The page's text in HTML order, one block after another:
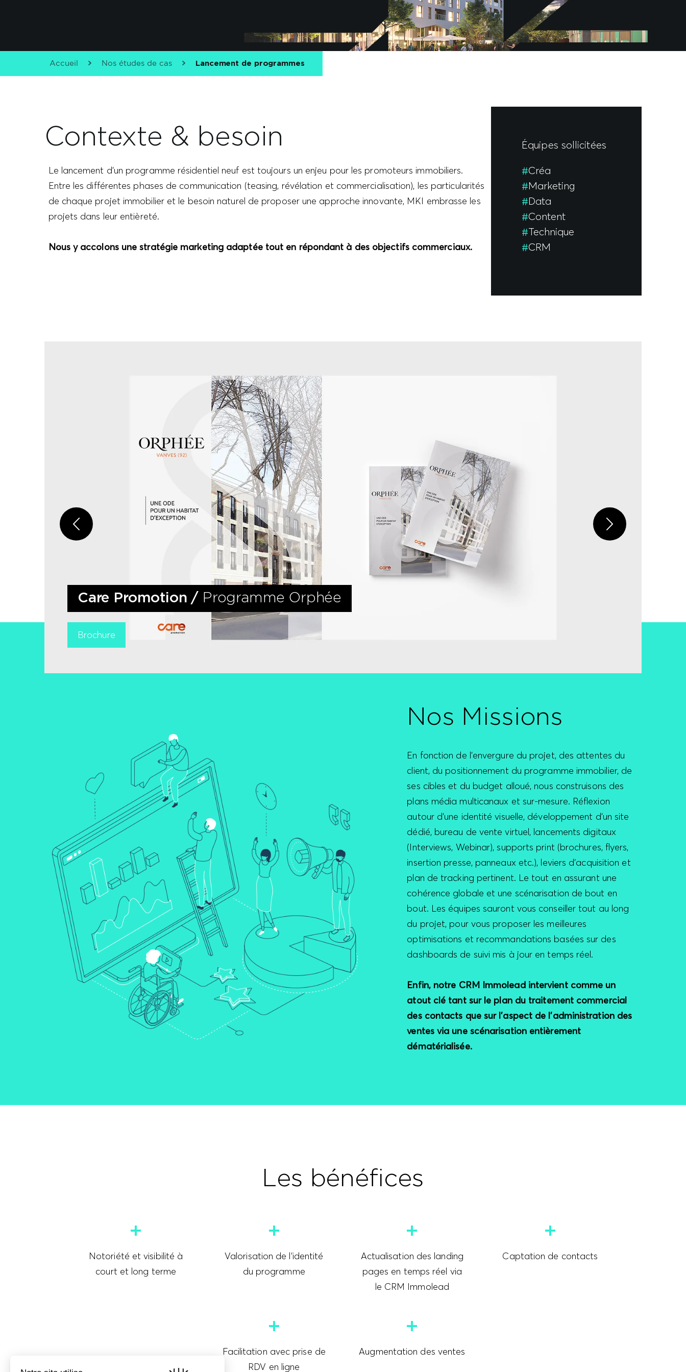
Accueil Nos études de cas Lancement de programmes
Contexte & besoin
Le lancement d’un programme résidentiel neuf est toujours un enjeu pour les promoteurs immobiliers.
Entre les différentes phases de communication (teasing, révélation et commercialisation), les particularités
de chaque projet immobilier et le besoin naturel de proposer une approche innovante, MKI embrasse les
projets dans leur entièreté.
Nous y accolons une stratégie marketing adaptée tout en répondant à des objectifs commerciaux.
Équipes sollicitées
Créa
Marketing
Data
Content
Technique
CRM
Care Promotion / Programme Orphée
Brochure
Nos Missions
En fonction de l’envergure du projet, des attentes du
client, du positionnement du programme immobilier, de
ses cibles et du budget alloué, nous construisons des
plans média multicanaux et sur-mesure. Réflexion
autour d’une identité visuelle, développement d’un site
dédié, bureau de vente virtuel, lancements digitaux
(Interviews, Webinar), supports print (brochures, flyers,
insertion presse, panneaux etc.), leviers d’acquisition et
plan de tracking pertinent. Le tout en assurant une
cohérence globale et une scénarisation de bout en
bout. Les équipes sauront vous conseiller tout au long
du projet, pour vous proposer les meilleures
optimisations et recommandations basées sur des
dashboards de suivi mis à jour en temps réel.
Enfin, notre CRM Immolead intervient comme un
atout clé tant sur le plan du traitement commercial
des contacts que sur l’aspect de l’administration des
ventes via une scénarisation entièrement
dématérialisée.
Les bénéfices
Notoriété et visibilité à
court et long terme
Valorisation de l’identité
du programme
Actualisation des landing
pages en temps réel via
le CRM Immolead
Captation de contacts
Facilitation avec prise de
RDV en ligne
Augmentation des ventes